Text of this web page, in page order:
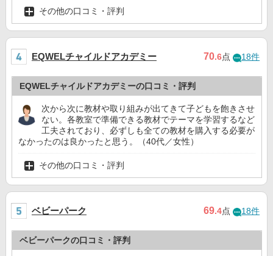
その他の口コミ・評判
EQWELチャイルドアカデミー 70.6点 18件
EQWELチャイルドアカデミーの口コミ・評判
次から次に教材や取り組みが出てきて子どもを飽きさせ
ない。各教室で準備できる教材でテーマを学習するなど
工夫されており、必ずしも全ての教材を購入する必要が
なかったのは良かったと思う。（40代／女性）
その他の口コミ・評判
ベビーパーク 69.4点 18件
ベビーパークの口コミ・評判